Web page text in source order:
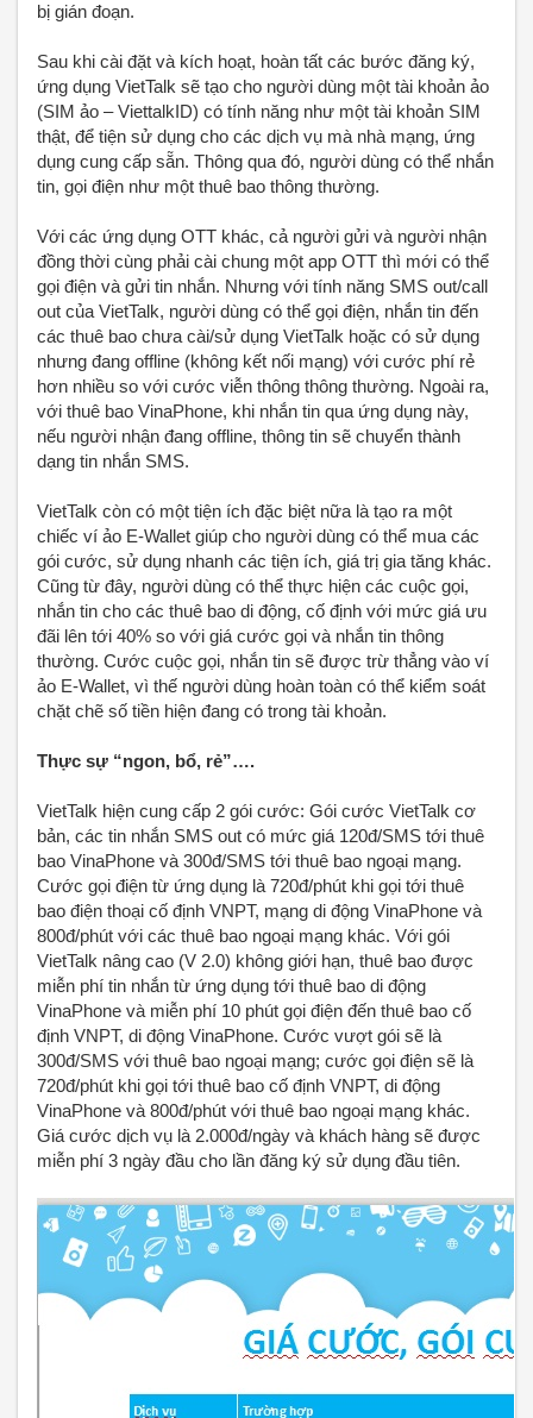
bị gián đoạn.
Sau khi cài đặt và kích hoạt, hoàn tất các bước đăng ký,
ứng dụng VietTalk sẽ tạo cho người dùng một tài khoản ảo
(SIM ảo – ViettalkID) có tính năng như một tài khoản SIM
thật, để tiện sử dụng cho các dịch vụ mà nhà mạng, ứng
dụng cung cấp sẵn. Thông qua đó, người dùng có thể nhắn
tin, gọi điện như một thuê bao thông thường.
Với các ứng dụng OTT khác, cả người gửi và người nhận
đồng thời cùng phải cài chung một app OTT thì mới có thể
gọi điện và gửi tin nhắn. Nhưng với tính năng SMS out/call
out của VietTalk, người dùng có thể gọi điện, nhắn tin đến
các thuê bao chưa cài/sử dụng VietTalk hoặc có sử dụng
nhưng đang offline (không kết nối mạng) với cước phí rẻ
hơn nhiều so với cước viễn thông thông thường. Ngoài ra,
với thuê bao VinaPhone, khi nhắn tin qua ứng dụng này,
nếu người nhận đang offline, thông tin sẽ chuyển thành
dạng tin nhắn SMS.
VietTalk còn có một tiện ích đặc biệt nữa là tạo ra một
chiếc ví ảo E-Wallet giúp cho người dùng có thể mua các
gói cước, sử dụng nhanh các tiện ích, giá trị gia tăng khác.
Cũng từ đây, người dùng có thể thực hiện các cuộc gọi,
nhắn tin cho các thuê bao di động, cố định với mức giá ưu
đãi lên tới 40% so với giá cước gọi và nhắn tin thông
thường. Cước cuộc gọi, nhắn tin sẽ được trừ thẳng vào ví
ảo E-Wallet, vì thế người dùng hoàn toàn có thể kiểm soát
chặt chẽ số tiền hiện đang có trong tài khoản.
Thực sự “ngon, bổ, rẻ”….
VietTalk hiện cung cấp 2 gói cước: Gói cước VietTalk cơ
bản, các tin nhắn SMS out có mức giá 120đ/SMS tới thuê
bao VinaPhone và 300đ/SMS tới thuê bao ngoại mạng.
Cước gọi điện từ ứng dụng là 720đ/phút khi gọi tới thuê
bao điện thoại cố định VNPT, mạng di động VinaPhone và
800đ/phút với các thuê bao ngoại mạng khác. Với gói
VietTalk nâng cao (V 2.0) không giới hạn, thuê bao được
miễn phí tin nhắn từ ứng dụng tới thuê bao di động
VinaPhone và miễn phí 10 phút gọi điện đến thuê bao cố
định VNPT, di động VinaPhone. Cước vượt gói sẽ là
300đ/SMS với thuê bao ngoại mạng; cước gọi điện sẽ là
720đ/phút khi gọi tới thuê bao cố định VNPT, di động
VinaPhone và 800đ/phút với thuê bao ngoại mạng khác.
Giá cước dịch vụ là 2.000đ/ngày và khách hàng sẽ được
miễn phí 3 ngày đầu cho lần đăng ký sử dụng đầu tiên.